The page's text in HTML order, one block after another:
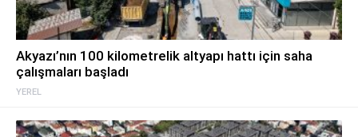
YEREL
Akyazı’nın 100 kilometrelik altyapı hattı için saha
çalışmaları başladı